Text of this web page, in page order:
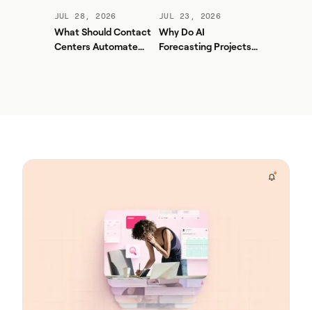
Drift Before It Shows
Up in Yesterday's
Report
JUL 28, 2026
What Should Contact
Centers Automate
JUL 23, 2026
Why Do AI
Forecasting Projects